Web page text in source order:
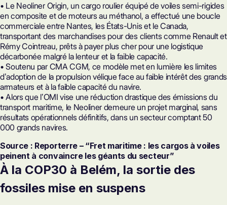
• Le Neoliner Origin, un cargo roulier équipé de voiles semi-rigides
en composite et de moteurs au méthanol, a effectué une boucle
commerciale entre Nantes, les États-Unis et le Canada,
transportant des marchandises pour des clients comme Renault et
Rémy Cointreau, prêts à payer plus cher pour une logistique
décarbonée malgré la lenteur et la faible capacité.
• Soutenu par CMA CGM, ce modèle met en lumière les limites
dʼadoption de la propulsion vélique face au faible intérêt des grands
armateurs et à la faible capacité du navire.
• Alors que lʼOMI vise une réduction drastique des émissions du
transport maritime, le Neoliner demeure un projet marginal, sans
résultats opérationnels définitifs, dans un secteur comptant 50
000 grands navires.
Source : Reporterre – “Fret maritime : les cargos à voiles
peinent à convaincre les géants du secteur”
À la COP30 à Belém, la sortie des
fossiles mise en suspens